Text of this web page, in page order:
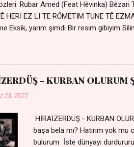
Rubar Amed (Feat Hêvinka) Bêzari
HERI EZ LI TE RŐMETIM TUNE TÊ
Eksik, yarım şimdi Bir resim gibiyim
Tu yi bihare min Ez ji payizim Li dile
geceler Sensiz her sabahım Sessiz ve
- KURBAN OLURUM
23, 2025
HİRAİZERDÜŞ - KURBAN
başa bela mı? Hatırım yok
bulurum İste dünyayı